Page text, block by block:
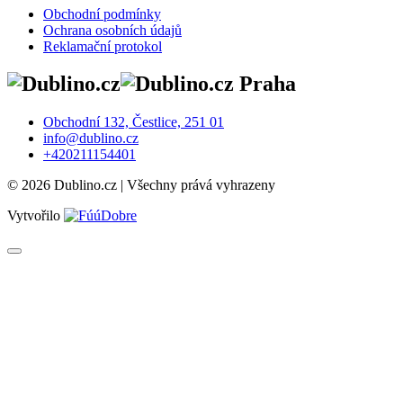
Obchodní podmínky
Ochrana osobních údajů
Reklamační protokol
Praha
Obchodní 132, Čestlice, 251 01
info@dublino.cz
+420211154401
© 2026 Dublino.cz | Všechny prává vyhrazeny
Vytvořilo